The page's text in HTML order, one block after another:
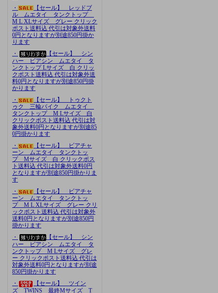
・
【セール】 レッドブ
ル ムエタイ タンクトップ
M L XLサイズ グレー クリック
ポスト送料込 代引は対象外送料
0円となりますが別途850円掛か
ります
・
【セール】 シン
ハー ビアシン ムエタイ タ
ンクトップ Lサイズ 白 クリッ
クポスト送料込 代引は対象外送
料0円となりますが別途850円掛
かります
・
【セール】 トゥクト
ゥク 三輪バイク ムエタイ
タンクトップ M Lサイズ 白
クリックポスト送料込 代引は対
象外送料0円となりますが別途85
0円掛かります
・
【セール】 ビアチャ
ーン ムエタイ タンクトッ
プ Mサイズ 白 クリックポス
ト送料込 代引は対象外送料0円
となりますが別途850円掛かりま
す
・
【セール】 ビアチャ
ーン ムエタイ タンクトッ
プ M L XLサイズ グレー クリ
ックポスト送料込 代引は対象外
送料0円となりますが別途850円
掛かります
・
【セール】 シン
ハー ビアシン ムエタイ タ
ンクトップ M Lサイズ グレ
ー クリックポスト送料込 代引は
対象外送料0円となりますが別途
850円掛かります
・
【セール】 ツイン
ズ TWINS 最終Mサイズ T